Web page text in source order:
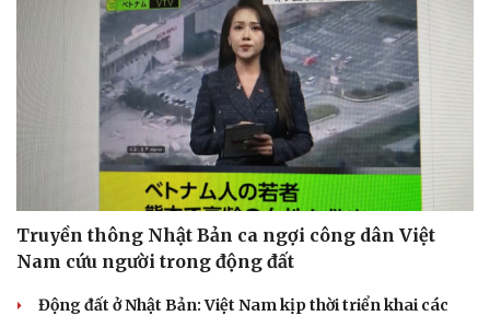
Doanh nghiệp
Thông tin doanh nghiệp
Doanh nghiệp 24h
Doanh nhân
Công nghệ
Sành điệu
Tin Công nghệ
Trải nghiệm
Chuyển đổi số
Truyền thông Nhật Bản ca ngợi công dân Việt
Nam cứu người trong động đất
Động đất ở Nhật Bản: Việt Nam kịp thời triển khai các